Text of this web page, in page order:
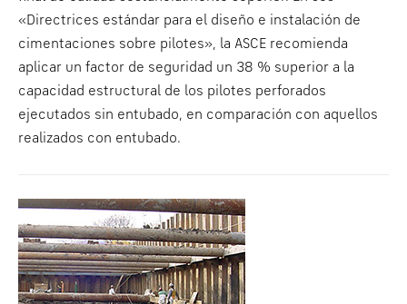
«Directrices estándar para el diseño e instalación de
cimentaciones sobre pilotes», la ASCE recomienda
aplicar un factor de seguridad un 38 % superior a la
capacidad estructural de los pilotes perforados
ejecutados sin entubado, en comparación con aquellos
realizados con entubado.